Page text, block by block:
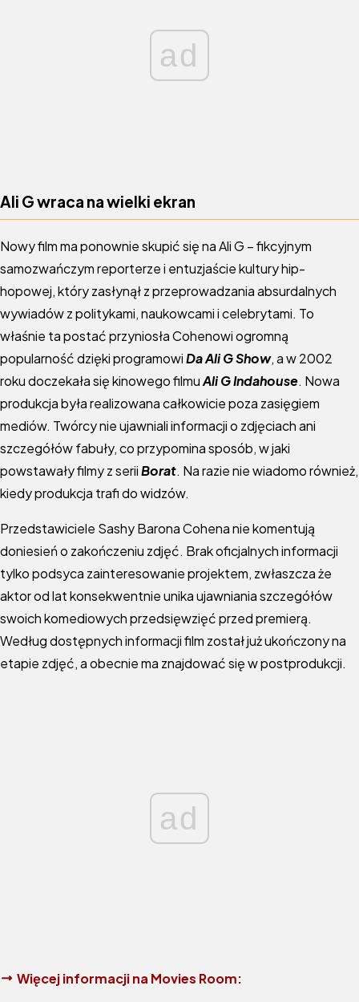
ad
Ali G wraca na wielki ekran
Nowy film ma ponownie skupić się na Ali G – fikcyjnym
samozwańczym reporterze i entuzjaście kultury hip-
hopowej, który zasłynął z przeprowadzania absurdalnych
wywiadów z politykami, naukowcami i celebrytami. To
właśnie ta postać przyniosła Cohenowi ogromną
popularność dzięki programowiDa Ali G Show, a w 2002
roku doczekała się kinowego filmuAli G Indahouse. Nowa
produkcja była realizowana całkowicie poza zasięgiem
mediów. Twórcy nie ujawniali informacji o zdjęciach ani
szczegółów fabuły, co przypomina sposób, w jaki
powstawały filmy z seriiBorat. Na razie nie wiadomo również,
kiedy produkcja trafi do widzów.
Przedstawiciele Sashy Barona Cohena nie komentują
doniesień o zakończeniu zdjęć. Brak oficjalnych informacji
tylko podsyca zainteresowanie projektem, zwłaszcza że
aktor od lat konsekwentnie unika ujawniania szczegółów
swoich komediowych przedsięwzięć przed premierą.
Według dostępnych informacji film został już ukończony na
etapie zdjęć, a obecnie ma znajdować się w postprodukcji.
ad
Więcej informacji na Movies Room: